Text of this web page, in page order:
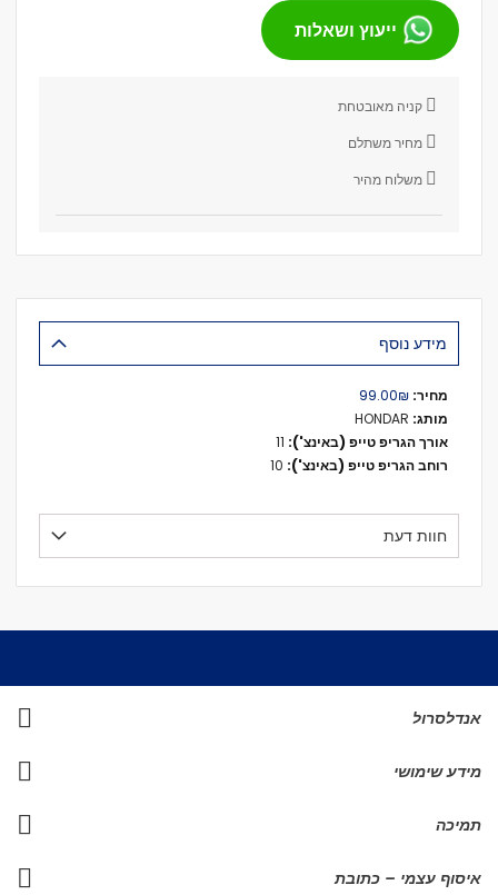
ייעוץ ושאלות
קניה מאובטחת
מחיר משתלם
משלוח מהיר
מידע נוסף
מידע
נוסף
₪‏99.00
חוות דעת
אנדלסרול
מידע שימושי
תמיכה
איסוף עצמי – כתובת